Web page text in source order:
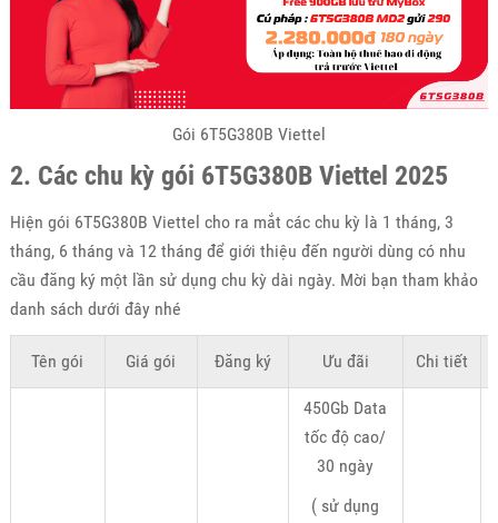
Gói 6T5G380B Viettel
2. Các chu kỳ gói 6T5G380B Viettel 2025
Hiện gói 6T5G380B Viettel cho ra mắt các chu kỳ là 1 tháng, 3
tháng, 6 tháng và 12 tháng để giới thiệu đến người dùng có nhu
cầu đăng ký một lần sử dụng chu kỳ dài ngày. Mời bạn tham khảo
danh sách dưới đây nhé
Tên gói Giá gói Đăng ký Ưu đãi Chi tiết
450Gb Data
tốc độ cao/
30 ngày
( sử dụng